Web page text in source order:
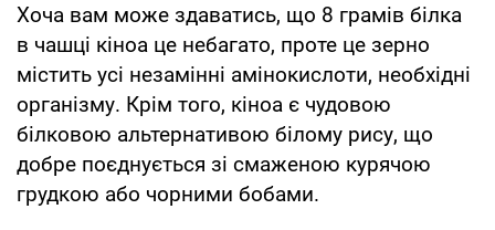
Хоча вам може здаватись, що 8 грамів білка
в чашці кіноа це небагато, проте це зерно
містить усі незамінні амінокислоти, необхідні
організму. Крім того, кіноа є чудовою
білковою альтернативою білому рису, що
добре поєднується зі смаженою курячою
грудкою або чорними бобами.